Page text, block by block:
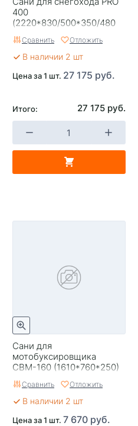
400
(2220*830/500*350/480
мм)
Сравнить Отложить
В наличии 2 шт
Цена за 1 шт. 27 175 руб.
Итого: 27 175 руб.
Сани для
мотобуксировщика
СВМ-160 (1610*760*250)
без отбойника
Сравнить Отложить
В наличии 2 шт
Цена за 1 шт. 7 670 руб.